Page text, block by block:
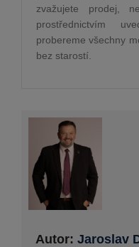
zvažujete prodej,
prostřednictvím
probereme všechny
bez starostí.
Autor: Jaroslav